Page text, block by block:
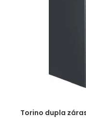
Torino dupla